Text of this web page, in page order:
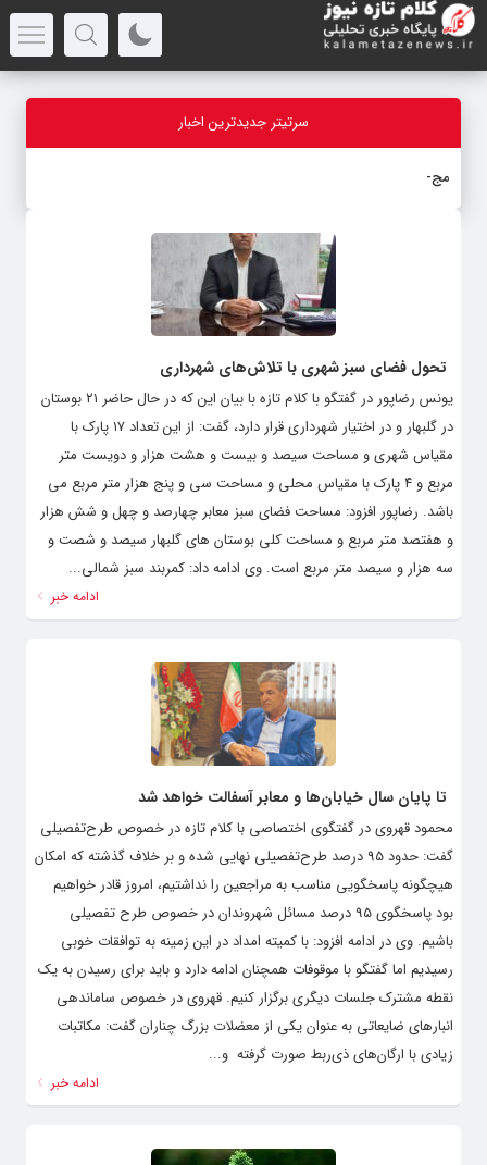
سرتیتر جدیدترین اخبار
مجتمع خدم
تحول فضای سبز شهری با تلاش‌های شهرداری
یونس رضاپور در گفتگو با کلام تازه با بیان این که در حال حاضر ۲۱ بوستان
در گلبهار و در اختیار شهرداری قرار دارد، گفت: از این تعداد ۱۷ پارک با
مقیاس شهری و مساحت سیصد و بیست و هشت هزار و دویست متر
مربع و ۴ پارک با مقیاس محلی و مساحت سی و پنج هزار متر مربع می
باشد. رضاپور افزود: مساحت فضای سبز معابر چهارصد و چهل و شش هزار
و هفتصد متر مربع و مساحت کلی بوستان های گلبهار سیصد و شصت و
سه هزار و سیصد متر مربع است. وی ادامه داد: کمربند سبز شمالی...
ادامه خبر
تا پایان سال خیابان‌ها و معابر آسفالت خواهد شد
محمود قهروی در گفتگوی اختصاصی با کلام تازه در خصوص طرح‌تفصیلی
گفت: حدود 95 درصد طرح‌تفصیلی نهایی شده و بر خلاف گذشته که امکان
هیچگونه پاسخگویی مناسب به مراجعین را نداشتیم، امروز قادر خواهیم
بود پاسخگوی 95 درصد مسائل شهروندان در خصوص طرح تفصیلی
باشیم. وی در ادامه افزود: با کمیته امداد در این زمینه به توافقات خوبی
رسیدیم اما گفتگو با موقوفات همچنان ادامه دارد و باید برای رسیدن به یک
نقطه مشترک جلسات دیگری برگزار کنیم. قهروی در خصوص ساماندهی
انبارهای ضایعاتی به عنوان یکی از معضلات بزرگ چناران گفت: مکاتبات
زیادی با ارگان‌های ذی‌ربط صورت گرفته و...
ادامه خبر